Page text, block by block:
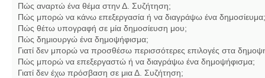
Πώς αναρτώ ένα θέμα στην Δ. Συζήτηση;
Πώς μπορώ να κάνω επεξεργασία ή να διαγράψω ένα δημοσίευμα;
Πώς θέτω υπογραφή σε μία δημοσίευση μου;
Πώς δημιουργώ ένα δημοψήφισμα;
Γιατί δεν μπορώ να προσθέσω περισσότερες επιλογές στα
Πώς μπορώ να επεξεργαστώ ή να διαγράψω ένα δημοψήφισμα;
Γιατί δεν έχω πρόσβαση σε μια Δ. Συζήτηση;